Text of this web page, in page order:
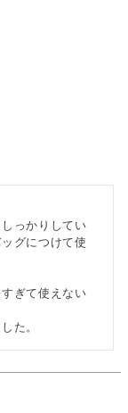
っかりしてい
グにつけて使
ぎて使えない
た。